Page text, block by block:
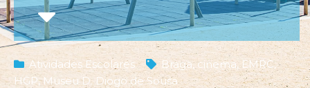
Atividades Escolares Braga,cinema, EMRC,
HGP,Museu D. Diogo de Sousa